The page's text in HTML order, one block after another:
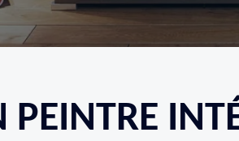
PEINTRE